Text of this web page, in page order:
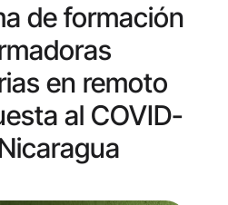
de formación
en remoto
al COVID-